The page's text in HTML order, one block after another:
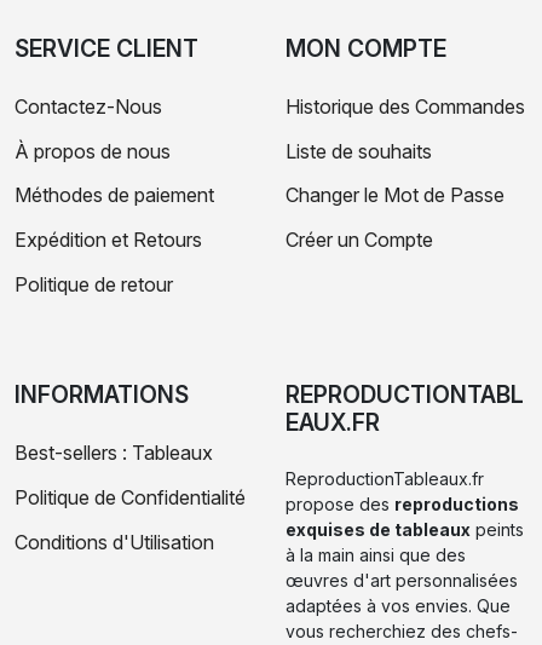
SERVICE CLIENT
Contactez-Nous
À propos de nous
Méthodes de paiement
Expédition et Retours
Politique de retour
MON COMPTE
Historique des Commandes
Liste de souhaits
Changer le Mot de Passe
Créer un Compte
INFORMATIONS
Best-sellers : Tableaux
Politique de Confidentialité
Conditions d'Utilisation
REPRODUCTIONTABL
EAUX.FR
ReproductionTableaux.fr
propose des reproductions
exquises de tableaux peints
à la main ainsi que des
œuvres d'art personnalisées
adaptées à vos envies. Que
vous recherchiez des chefs-